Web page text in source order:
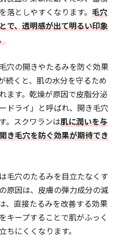
落としやすくなります。 毛穴
で、透明感が出て明るい印象
穴の開きやたるみを防ぐ効果
続くと、肌の水分を守るため
ます。乾燥が原因で皮脂分泌
ドライ」と呼ばれ、開き毛穴
。スクワランは肌に潤いを与
き毛穴を防ぐ効果が期待でき
毛穴のたるみを目立たなくす
原因は、皮膚の弾力成分の減
、直接たるみを改善する効果
キープすることで肌がふっく
ちにくくなります。